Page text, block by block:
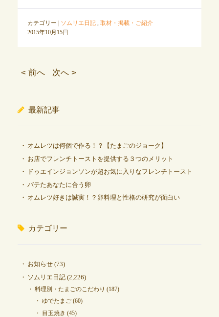
カテゴリー | ソムリエ日記, 取材・掲載・ご紹介
2015年10月15日
< 前へ 次へ >
最新記事
オムレツは何個で作る！？【たまごのジョーク】
お店でフレンチトーストを提供する３つのメリット
ドゥエインジョンソンが超お気に入りなフレンチトースト
バテたあなたに合う卵
オムレツ好きは誠実！？卵料理と性格の研究が面白い
カテゴリー
お知らせ(73)
ソムリエ日記(2,226)
料理別・たまごのこだわり (187)
ゆでたまご(60)
目玉焼き (45)